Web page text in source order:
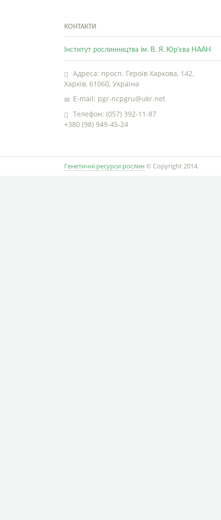
КОНТАКТИ
Інститут рослинництва ім. В. Я. Юр’єва НААН
Адреса: просп. Героїв Харкова, 142,
Харків, 61060, Україна
E-mail: pgr-ncpgru@ukr.net
Телефон: (057) 392-11-87
+380 (98) 949-45-24
Генетичні ресурси рослин © Copyright 2014.